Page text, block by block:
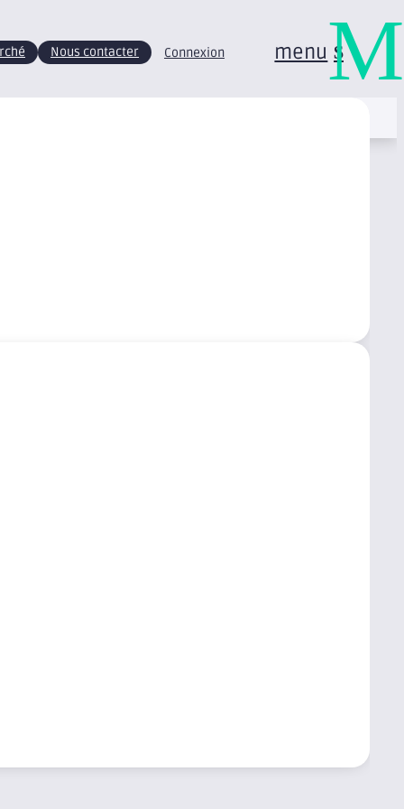
Nous contacter Connexion menuM